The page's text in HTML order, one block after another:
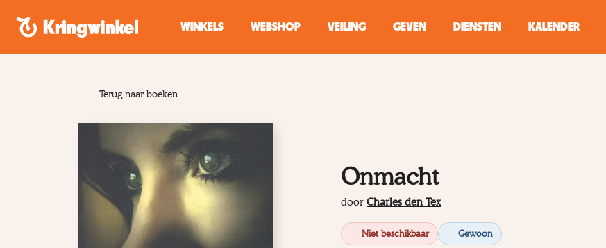
WINKELS
WEBSHOP VEILING GEVEN DIENSTEN KALENDER
Terug naar boeken
Onmacht
doorCharles den Tex
Niet beschikbaar Gewoon